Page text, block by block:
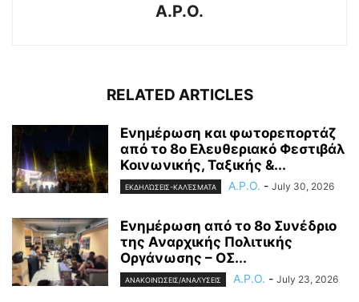
A.P.O.
RELATED ARTICLES
Ενημέρωση και φωτορεπορτάζ
από το 8ο Ελευθεριακό Φεστιβάλ
Κοινωνικής, Ταξικής &...
ΕΚΔΗΛΏΣΕΙΣ-ΚΑΛΈΣΜΑΤΑ A.P.O. - July 30, 2026
Ενημέρωση από το 8ο Συνέδριο
της Αναρχικής Πολιτικής
Οργάνωσης – ΟΣ...
ΑΝΑΚΟΙΝΏΣΕΙΣ/ΑΝΑΛΎΣΕΙΣ A.P.O. - July 23, 2026